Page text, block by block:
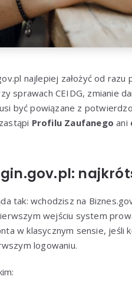
najlepiej założyć od razu
sprawach CEIDG, zmianie
być powiązane z
Profilu Zaufanego ani
tak: wchodzisz na
wejściu system
w klasycznym sensie,
logowaniu.